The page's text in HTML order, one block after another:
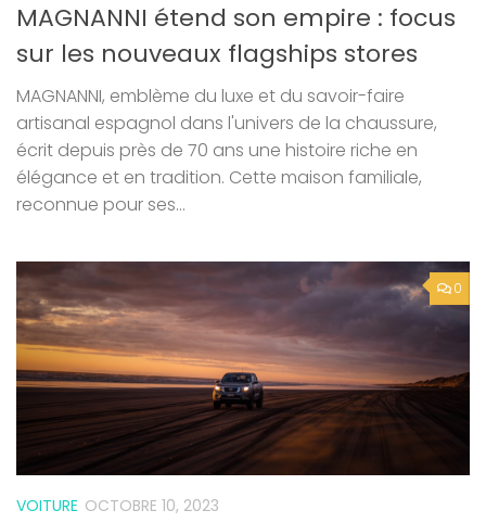
MAGNANNI étend son empire : focus
sur les nouveaux flagships stores
MAGNANNI, emblème du luxe et du savoir-faire
artisanal espagnol dans l'univers de la chaussure,
écrit depuis près de 70 ans une histoire riche en
élégance et en tradition. Cette maison familiale,
reconnue pour ses...
0
VOITURE OCTOBRE 10, 2023